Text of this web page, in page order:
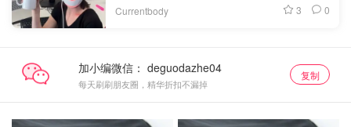
Currentbody 3 0
加小编微信：
每天刷刷朋友圈，精华折扣不漏掉
复制